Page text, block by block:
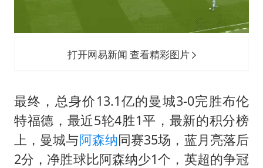
打开网易新闻 查看精彩图片
最终，总身价13.1亿的曼城3-0完胜布伦
特福德，最近5轮4胜1平，最新的积分榜
上，曼城与阿森纳同赛35场，蓝月亮落后
2分，净胜球比阿森纳少1个，英超的争冠